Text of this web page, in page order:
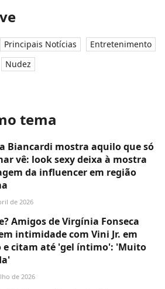
Principais Notícias
Entretenimento
Nudez
tema
Biancardi mostra aquilo que só
vê: look sexy deixa à mostra
da influencer em região
de 2026
Amigos de Virgínia Fonseca
intimidade com Vini Jr. em
e citam até 'gel íntimo': 'Muito
de 2026